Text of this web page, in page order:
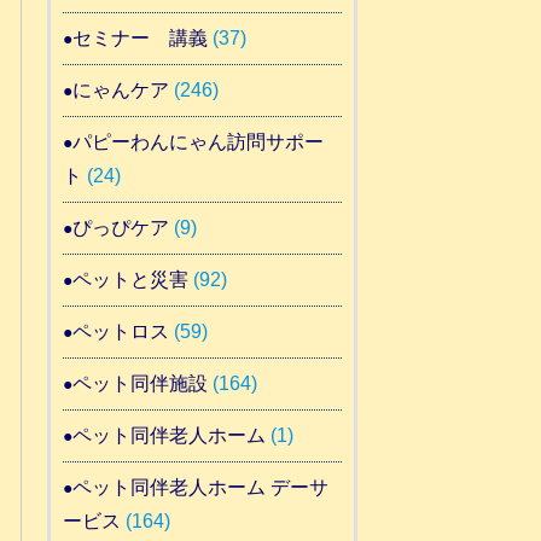
セミナー 講義(37)
にゃんケア (246)
パピーわんにゃん訪問サポー
ト (24)
ぴっぴケア (9)
ペットと災害(92)
ペットロス (59)
ペット同伴施設 (164)
ペット同伴老人ホーム (1)
ペット同伴老人ホーム デーサ
ービス (164)